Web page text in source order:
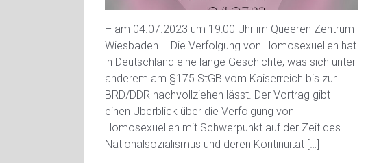
– am 04.07.2023 um 19:00 Uhr im Queeren Zentrum
Wiesbaden – Die Verfolgung von Homosexuellen hat
in Deutschland eine lange Geschichte, was sich unter
anderem am §175 StGB vom Kaiserreich bis zur
BRD/DDR nachvollziehen lässt. Der Vortrag gibt
einen Überblick über die Verfolgung von
Homosexuellen mit Schwerpunkt auf der Zeit des
Nationalsozialismus und deren Kontinuität […]